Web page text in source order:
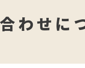
わせに